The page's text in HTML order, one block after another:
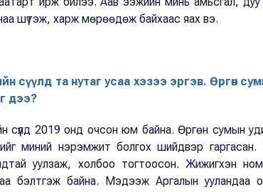
шүтэж, харж мөрөөдөж байхаас яах вэ.
сүүлд та нутаг усаа хэзээ эргэв. Өргөн
дээ?
сүүлд 2019 онд очсон юм байна. Өргөн сумын
миний нэрэмжит болгох шийдвэр
уулзаж, холбоо тогтоосон. Жижигхэн
бэлтгэж байна. Мэдээж Аргалын ууландаа